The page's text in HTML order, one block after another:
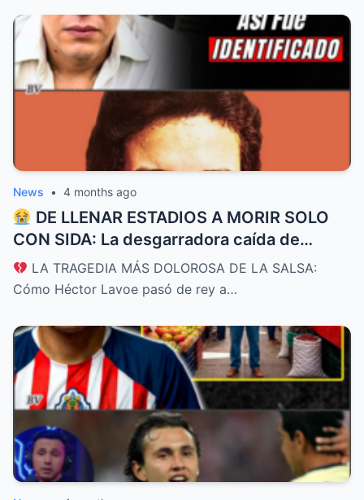
News • 4 months ago
DE LLENAR ESTADIOS A MORIR SOLO
CON SIDA: La desgarradora caída de
Héctor Lavoe, el Cantante de los
Cantantes
LA TRAGEDIA MÁS DOLOROSA DE LA SALSA:
Cómo Héctor Lavoe pasó de rey a…